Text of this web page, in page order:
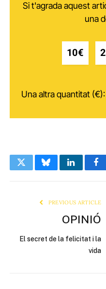
Si t'agrada aquest
una
10€
Una altra quantitat (€):
TwitterBlueskyLinkedIn
PREVIOUS ARTICLE
OPINIÓ
El secret de la felicitat i la
vida